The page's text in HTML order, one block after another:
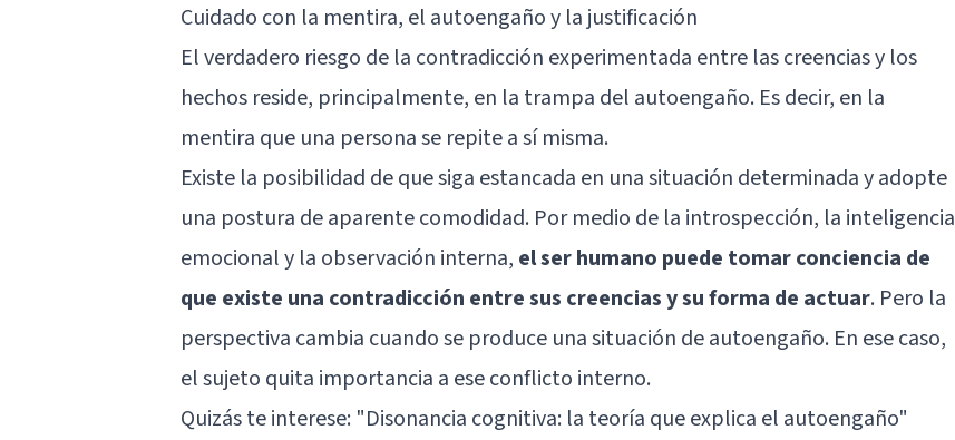
Cuidado con la mentira, el autoengaño y la justificación
El verdadero riesgo de la contradicción experimentada entre las creencias y los
hechos reside, principalmente, en la trampa del autoengaño. Es decir, en la
mentira que una persona se repite a sí misma.
Existe la posibilidad de que siga estancada en una situación determinada y adopte
una postura de aparente comodidad. Por medio de la introspección, la inteligencia
emocional y la observación interna, el ser humano puede tomar conciencia de
que existe una contradicción entre sus creencias y su forma de actuar. Pero la
perspectiva cambia cuando se produce una situación de autoengaño. En ese caso,
el sujeto quita importancia a ese conflicto interno.
Quizás te interese: "Disonancia cognitiva: la teoría que explica el autoengaño"